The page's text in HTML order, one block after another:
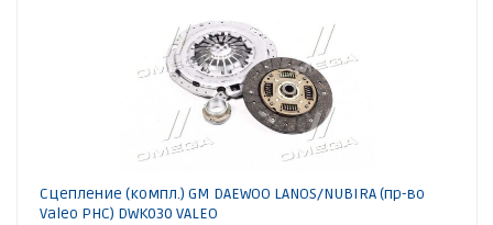
Сцепление (компл.) GM DAEWOO LANOS/NUBIRA (пр-во
Valeo PHC) DWK030 VALEO